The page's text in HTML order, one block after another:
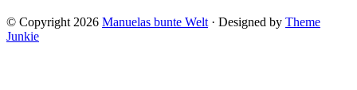
© Copyright 2026 Manuelas bunte Welt · Designed by Theme
Junkie